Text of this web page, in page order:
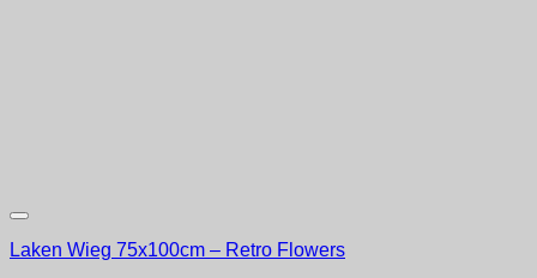
Laken Wieg 75x100cm – Retro Flowers